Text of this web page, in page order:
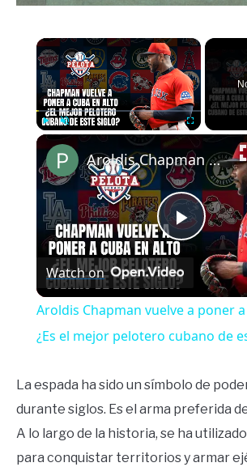
×
Play
Video
Aroldis Chapman vuelve a poner a Cuba en alto ¿Es el mejor pelotero cubano de este siglo?
Watch on
Aroldis Chapman vuelve a poner
¿Es el mejor pelotero cubano de
La espada ha sido un símbolo de
durante siglos. Es el arma preferida
A lo largo de la historia, se ha
para conquistar territorios y armar